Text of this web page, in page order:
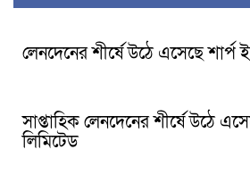
লেনদেনের শীর্ষে উঠে এসেছে শার্প
সাপ্তাহিক লেনদেনের শীর্ষে উঠে
লিমিটেড